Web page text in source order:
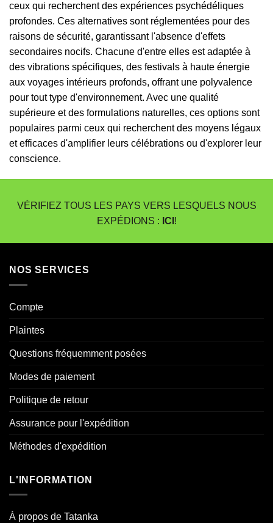
ceux qui recherchent des expériences psychédéliques
profondes. Ces alternatives sont réglementées pour des
raisons de sécurité, garantissant l'absence d'effets
secondaires nocifs. Chacune d'entre elles est adaptée à
des vibrations spécifiques, des festivals à haute énergie
aux voyages intérieurs profonds, offrant une polyvalence
pour tout type d'environnement. Avec une qualité
supérieure et des formulations naturelles, ces options sont
populaires parmi ceux qui recherchent des moyens légaux
et efficaces d'amplifier leurs célébrations ou d'explorer leur
conscience.
VÉRIFIEZ TOUS LES PAYS VERS LESQUELS NOUS
EXPÉDIONS : ICI !
NOS SERVICES
Compte
Plaintes
Questions fréquemment posées
Modes de paiement
Politique de retour
Assurance pour l'expédition
Méthodes d'expédition
L'INFORMATION
À propos de Tatanka